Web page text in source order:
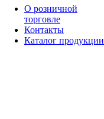
О розничной
торговле
Контакты
Каталог продукции